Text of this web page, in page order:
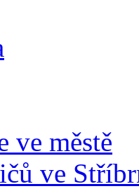
ve městě
ve